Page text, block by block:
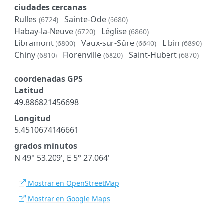
ciudades cercanas
Rulles (6724) Sainte-Ode (6680)
Habay-la-Neuve (6720) Léglise (6860)
Libramont (6800) Vaux-sur-Sûre (6640) Libin (6890)
Chiny (6810) Florenville (6820) Saint-Hubert (6870)
coordenadas GPS
Latitud
49.886821456698
Longitud
5.4510674146661
grados minutos
N 49° 53.209', E 5° 27.064'
Mostrar en OpenStreetMap
Mostrar en Google Maps